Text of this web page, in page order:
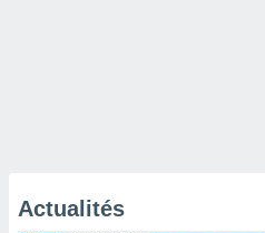
Actualités